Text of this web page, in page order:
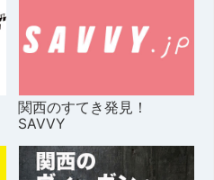
関西のすてき発見！
SAVVY